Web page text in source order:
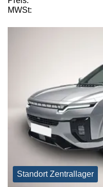
MWSt:
Standort Zentrallager